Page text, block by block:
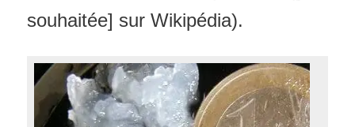
souhaitée] sur Wikipédia).